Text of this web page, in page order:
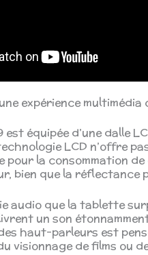
expérience multimédia
est équipée d’une dalle
LCD n’offre
pour la consommation
bien que la réflectance
audio que la tablette
un son
haut-parleurs est
visionnage de films ou